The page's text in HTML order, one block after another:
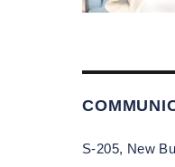
S-205, New